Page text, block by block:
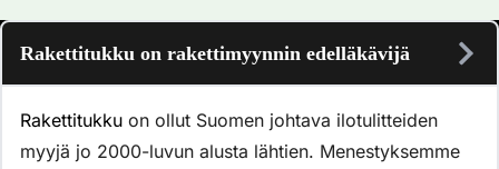
Rakettitukku on rakettimyynnin edelläkävijä
Rakettitukku on ollut Suomen johtava ilotulitteiden
myyjä jo 2000-luvun alusta lähtien. Menestyksemme